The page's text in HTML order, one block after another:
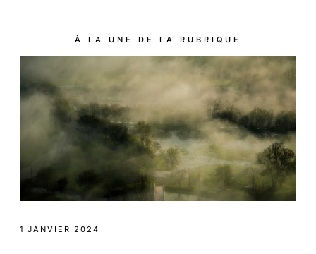
À LA UNE DE LA RUBRIQUE
1 JANVIER 2024